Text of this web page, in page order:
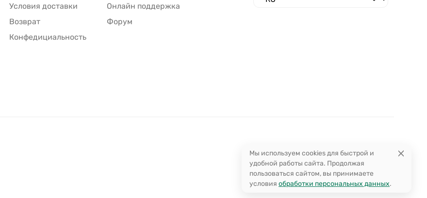
Условия доставки
Возврат
Конфедициальность
Онлайн поддержка
Форум
Мы используем cookies для быстрой и
удобной работы сайта. Продолжая
пользоваться сайтом, вы принимаете
условия обработки персональных данных.